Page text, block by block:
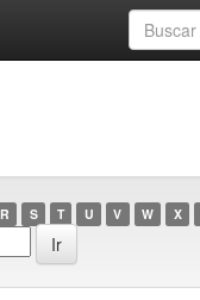
R S T U V W X